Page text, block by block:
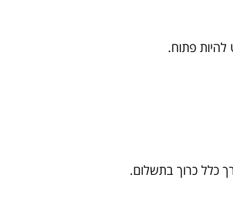
להיות פתוח.
כלל כרוך בתשלום.